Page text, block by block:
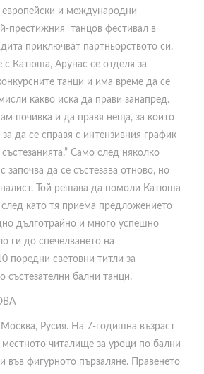
европейски и международни
престижния танцов фестивал в
приключват партньорството си.
с Катюша, Арунас се отделя за
танци и има време да се
какво иска да прави занапред.
почивка и да правя неща, за които
да се справя с интензивния график
Само след няколко
започва да се състезава отново, но
Той решава да помоли Катюша
след като тя приема предложението
дълготрайно и много успешно
ги до спечелването на
поредни световни титли за
състезателни бални танци.
Русия. На 7-годишна възраст
читалище за уроци по бални
във фигурното пързаляне. Правенето